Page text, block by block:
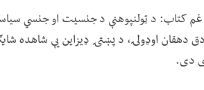
کتاب: د ټولنپوهنې د جنسیت او جنسي
دی.